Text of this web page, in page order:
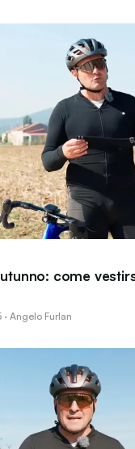
come
Angelo Furlan